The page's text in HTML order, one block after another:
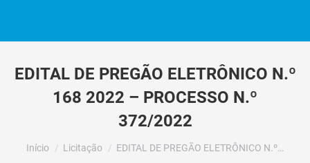
EDITAL DE PREGÃO ELETRÔNICO N.º
168 2022 – PROCESSO N.º
372/2022
Você está aqui:
Início Licitação EDITAL DE PREGÃO ELETRÔNICO N.º…